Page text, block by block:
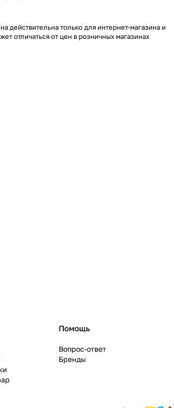
действительна только для интернет-магазина и
отличаться от цен в розничных магазинах
Помощь
Вопрос-ответ
Бренды